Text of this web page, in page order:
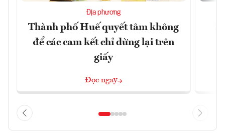
Địa phương
Thành phố Huế quyết tâm không
để các cam kết chỉ dừng lại trên
giấy
Đọc ngay